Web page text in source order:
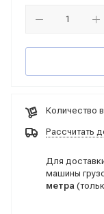
Количество
Рассчитать
Для
машины
метра